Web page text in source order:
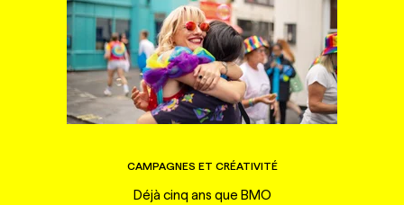
CAMPAGNES ET CRÉATIVITÉ
Déjà cinq ans que BMO